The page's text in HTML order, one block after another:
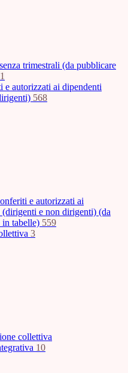
trimestrali (da pubblicare
1
e autorizzati ai dipendenti
568
e autorizzati ai
(dirigenti e non dirigenti) (da
in tabelle) 559
3
collettiva
10